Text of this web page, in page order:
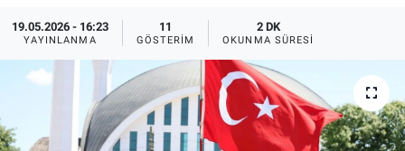
19.05.2026 - 16:23
YAYINLANMA
11
GÖSTERIM
2 DK
OKUNMA SÜRESI